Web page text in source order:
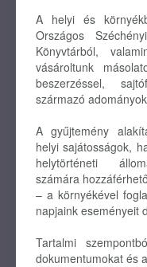
A helyi és
Országos
Könyvtárból,
vásároltunk
beszerzéssel,
származó
A gyűjtemény
helyi sajátosságok,
helytörténeti
számára
– a környékével
napjaink eseményeit
Tartalmi
dokumentumokat és